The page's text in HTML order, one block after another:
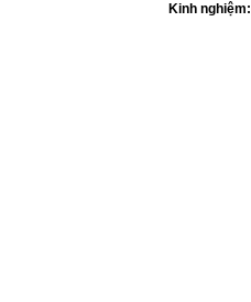
Kinh nghiệm: